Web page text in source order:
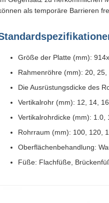
als temporäre Barrieren
Größe der Platte (mm):
Rahmenröhre (mm): 20,
Die Ausrüstungsdicke des
Vertikalrohr (mm): 12, 14,
Vertikalrohrdicke (mm): 1.0,
Rohrraum (mm): 100, 120,
Oberflächenbehandlung:
Füße: Flachfüße,